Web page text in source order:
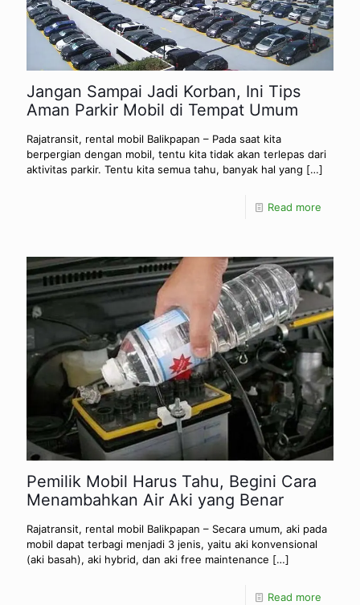
Jangan Sampai Jadi Korban, Ini Tips
Aman Parkir Mobil di Tempat Umum
Rajatransit, rental mobil Balikpapan – Pada saat kita
berpergian dengan mobil, tentu kita tidak akan terlepas dari
aktivitas parkir. Tentu kita semua tahu, banyak hal yang […]
Read more
Pemilik Mobil Harus Tahu, Begini Cara
Menambahkan Air Aki yang Benar
Rajatransit, rental mobil Balikpapan – Secara umum, aki pada
mobil dapat terbagi menjadi 3 jenis, yaitu aki konvensional
(aki basah), aki hybrid, dan aki free maintenance […]
Read more